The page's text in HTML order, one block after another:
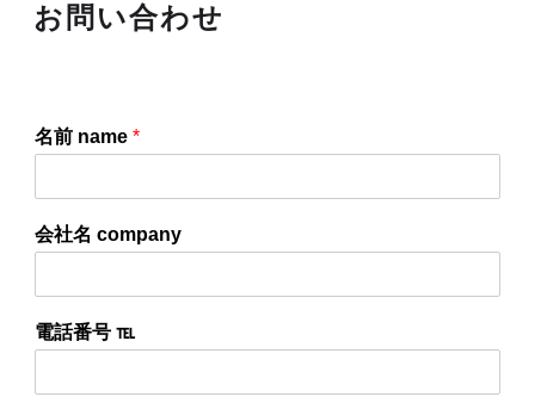
お問い合わせ
名前 name *
会社名 company
電話番号 ℡